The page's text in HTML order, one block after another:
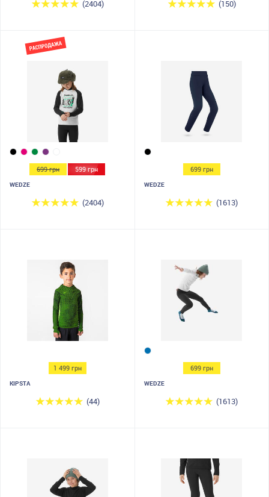
(2404) (150)
699 грн 599 грн
WEDZE
(2404)
699 грн
WEDZE
(1613)
1 499 грн
KIPSTA
(44)
699 грн
WEDZE
(1613)